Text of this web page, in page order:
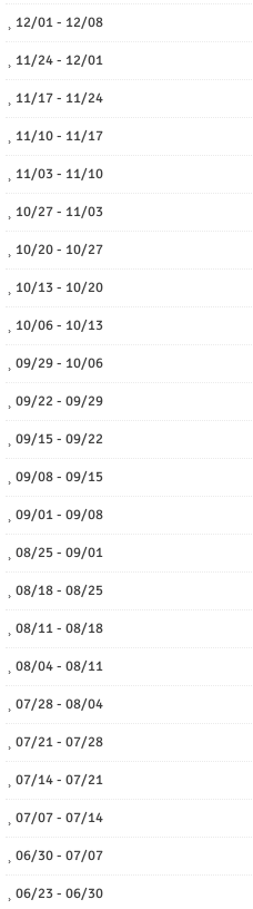
12/01 - 12/08
11/24 - 12/01
11/17 - 11/24
11/10 - 11/17
11/03 - 11/10
10/27 - 11/03
10/20 - 10/27
10/13 - 10/20
10/06 - 10/13
09/29 - 10/06
09/22 - 09/29
09/15 - 09/22
09/08 - 09/15
09/01 - 09/08
08/25 - 09/01
08/18 - 08/25
08/11 - 08/18
08/04 - 08/11
07/28 - 08/04
07/21 - 07/28
07/14 - 07/21
07/07 - 07/14
06/30 - 07/07
06/23 - 06/30